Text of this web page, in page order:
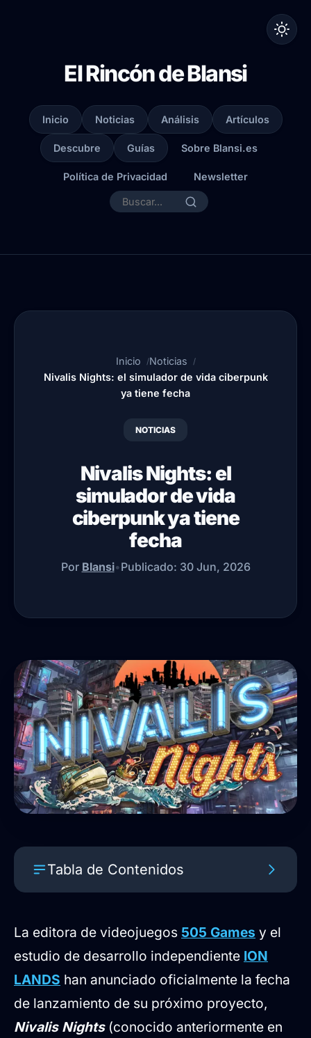
El Rincón de Blansi
Inicio Noticias Análisis Artículos
Descubre Guías Sobre Blansi.es
Política de Privacidad Newsletter
Inicio
Noticias
Nivalis Nights: el simulador de vida ciberpunk
ya tiene fecha
NOTICIAS
Nivalis Nights: el
simulador de vida
ciberpunk ya tiene
fecha
Por Blansi•Publicado: 30 Jun, 2026
Tabla de Contenidos
en Nivalis
Características principales
confirmadas
La editora de videojuegos 505 Games y el
estudio de desarrollo independiente ION
LANDS han anunciado oficialmente la fecha
de lanzamiento de su próximo proyecto,
Nivalis Nights(conocido anteriormente en